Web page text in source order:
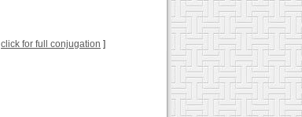
click for full conjugation ]